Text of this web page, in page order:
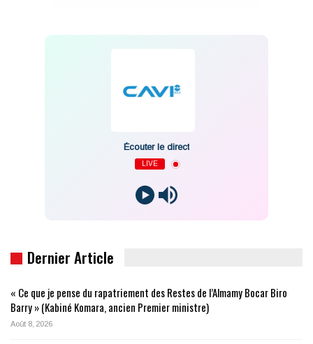
Écouter le direct
LIVE
Dernier Article
« Ce que je pense du rapatriement des Restes de l’Almamy Bocar Biro
Barry » (Kabiné Komara, ancien Premier ministre)
Août 8, 2026